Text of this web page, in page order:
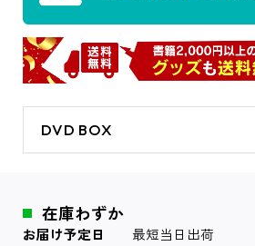
DVD BOX
在庫わずか
お届け予定日 最短当日出荷